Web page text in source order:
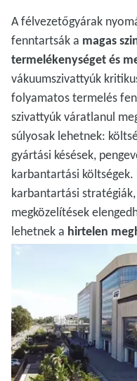
A félvezetőgyárak
fenntartsák a magas
termelékenységet és
vákuumszivattyúk
folyamatos termelés
szivattyúk váratlanul
súlyosak lehetnek:
gyártási késések,
karbantartási
karbantartási
megközelítések
lehetnek a hirtelen